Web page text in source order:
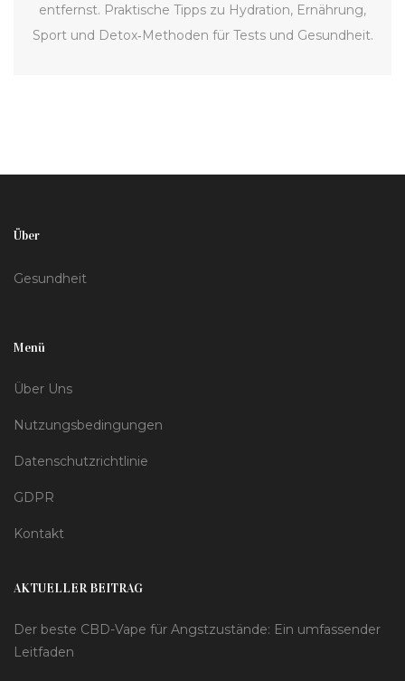
entfernst. Praktische Tipps zu Hydration, Ernährung,
Sport und Detox‑Methoden für Tests und Gesundheit.
Über
Gesundheit
Menü
Über Uns
Nutzungsbedingungen
Datenschutzrichtlinie
GDPR
Kontakt
AKTUELLER BEITRAG
Der beste CBD-Vape für Angstzustände: Ein umfassender
Leitfaden